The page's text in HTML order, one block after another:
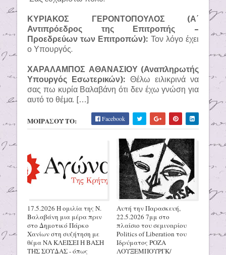
ΚΥΡΙΑΚΟΣ ΓΕΡΟΝΤΟΠΟΥΛΟΣ (Α΄
Αντιπρόεδρος της Επιτροπής –
Προεδρεύων των Επιτροπών): Τον λόγο έχει
ο Υπουργός.
ΧΑΡΑΛΑΜΠΟΣ ΑΘΑΝΑΣΙΟΥ (Αναπληρωτής
Υπουργός Εσωτερικών): Θέλω ειλικρινά να
σας πω κυρία Βαλαβάνη ότι δεν έχω γνώση για
αυτό το θέμα. […]
ΜΟΙΡΑΣΟΥ ΤΟ: Facebook
17.5.2026 Η ομιλία της Ν.
Βαλαβάνη μια μέρα πριν
στο Δημοτικό Πάρκο
Χανίων στη συζήτηση με
θέμα ΝΑ ΚΛΕΙΣΕΙ Η ΒΑΣΗ
ΤΗΣ ΣΟΥΔΑΣ - όπως
Αυτή την Παρασκευή,
22.5.2026 7μμ στο
πλαίσιο του σεμιναρίου
Politics of Liberation του
Ιδρύματος ΡΟΖΑ
ΛΟΥΞΕΜΠΟΥΡΓΚ/